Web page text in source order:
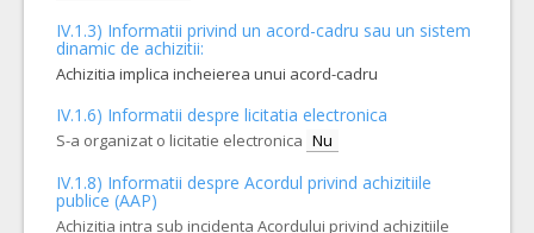
VALOAREA ESTIMATA FARA
TVA:
21.917,00 - 2.502.900,00 Leu
44. Interventii cerebrale abord radial(LOT-0044)
COD CPV: 33111710-1 Accesorii pentru angiografie (Rev.2)
VALOAREA ESTIMATA FARA
ATRIBUIT
IV.1.3) Informatii privind un acord-cadru sau un sistem
dinamic de achizitii:
Achizitia implica incheierea unui acord-cadru
IV.1.6) Informatii despre licitatia electronica
S-a organizat o licitatie electronica Nu
IV.1.8) Informatii despre Acordul privind achizitiile
publice (AAP)
Achizitia intra sub incidenta Acordului privind achizitiile